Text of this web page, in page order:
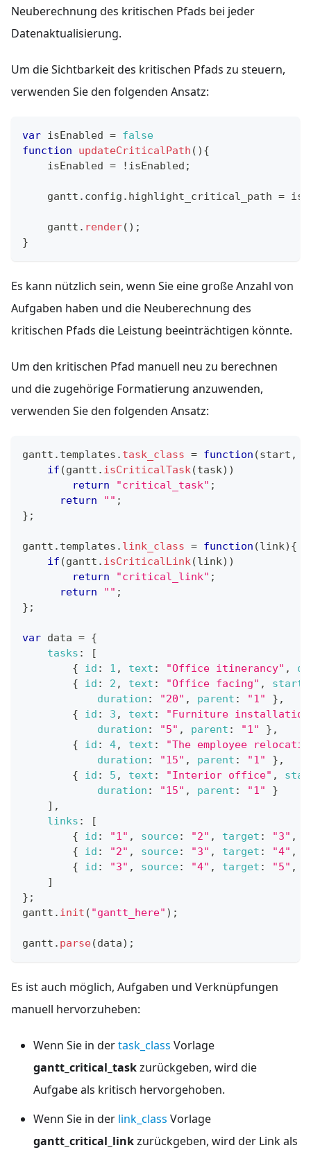
Neuberechnung des kritischen Pfads bei jeder
Datenaktualisierung.
Um die Sichtbarkeit des kritischen Pfads zu steuern,
verwenden Sie den folgenden Ansatz:
var isEnabled = false
function
updateCriticalPath ( ) {
    isEnabled
= ! isEnabled ;
    gantt
. config . highlight_critical_path =
    gantt
. render( ) ;
}
Es kann nützlich sein, wenn Sie eine große Anzahl von
Aufgaben haben und die Neuberechnung des
kritischen Pfads die Leistung beeinträchtigen könnte.
Um den kritischen Pfad manuell neu zu berechnen
und die zugehörige Formatierung anzuwenden,
verwenden Sie den folgenden Ansatz:
gantt . templates . task_class = function (start ,
if (gantt . isCriticalTask(task) )
return
"critical_task" ;
return
"" ;
} ;
gantt . templates . link_class = function (link) {
if (gantt . isCriticalLink(link) )
return
"critical_link" ;
return
"" ;
} ;
var data = {
tasks :
[
{
id : 1 , text : "Office itinerancy" ,
{
id : 2 , text : "Office facing" ,
duration : "20" , parent : "1" } ,
{
id : 3 , text :
"Furniture
duration : "5" , parent : "1" } ,
{
id : 4, text :
"The employee
duration : "15" , parent : "1" } ,
{
id : 5 , text : "Interior office" ,
duration : "15" , parent : "1"
}
] ,
links :
[
{
id : "1" , source: "2" , target : "3" ,
{
id : "2" , source: "3" , target : "4" ,
{
id : "3" , source: "4" , target : "5" ,
]
} ;
gantt . init ( "gantt_here" ) ;
gantt . parse(data) ;
Es ist auch möglich, Aufgaben und Verknüpfungen
manuell hervorzuheben:
Wenn Sie in dertask_class Vorlage
gantt_critical_taskzurückgeben, wird die
Aufgabe als kritisch hervorgehoben.
Wenn Sie in der link_class Vorlage
gantt_critical_linkzurückgeben, wird der Link als